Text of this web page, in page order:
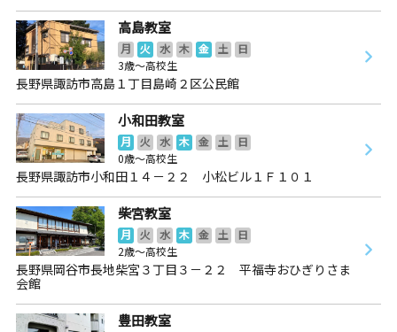
高島教室
月 火 水 木 金 土
日
3歳～高校生
長野県諏訪市高島１丁目島崎２区公民館
小和田教室
月 火 水 木 金 土
日
0歳～高校生
長野県諏訪市小和田１４－２２ 小松ビル１Ｆ１０１
柴宮教室
月 火 水 木 金 土
日
2歳～高校生
長野県岡谷市長地柴宮３丁目３－２２ 平福寺おひぎりさま
会館
豊田教室